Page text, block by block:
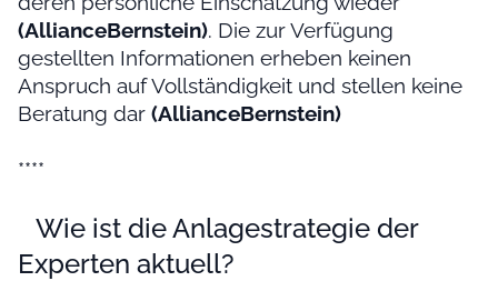
(AllianceBernstein). Die zur Verfügung
gestellten Informationen erheben keinen
Anspruch auf Vollständigkeit und stellen keine
Beratung dar (AllianceBernstein)
****
Wie ist die Anlagestrategie der
Experten aktuell?